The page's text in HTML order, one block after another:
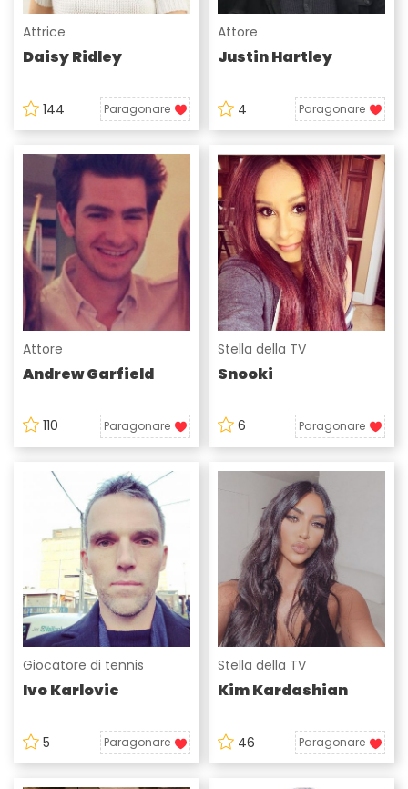
Attrice
Daisy Ridley
144 Paragonare
Attore
Justin Hartley
4 Paragonare
Attore
Andrew Garfield
110 Paragonare
Stella della TV
Snooki
6 Paragonare
Giocatore di tennis
Ivo Karlovic
5 Paragonare
Stella della TV
Kim Kardashian
46 Paragonare